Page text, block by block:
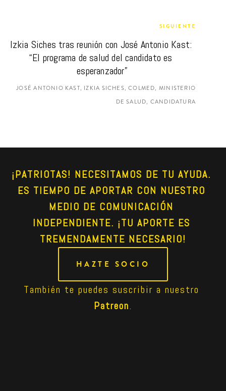
SIGUIENTE
Izkia Siches tras reunión con José Antonio Kast:
“El programa de salud del candidato es
esperanzador”
JOSÉ ANTONIO KAST, IZKIA SICHES, COLMED, MINISTERIO
DE SALUD, CANDIDATURA
¡PATRIOTAS! NECESITAMOS DE TU AYUDA.
ES TIEMPO DE APORTAR CON NUESTRO
MEDIO DE COMUNICACIÓN
INDEPENDIENTE. ¡TU APORTE ES
TREMENDAMENTE NECESARIO!
HAZTE SOCIO
Patreon.